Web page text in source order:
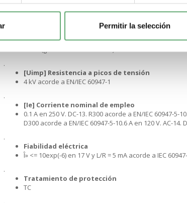
Permitir la selección
.
[Ui] Tensión nominal de aislamiento
250 V (grado contaminación 3) acorde a EN/IEC 60947-
.
[Uimp] Resistencia a picos de tensión
4 kV acorde a EN/IEC 60947-1
.
[Ie] Corriente nominal de empleo
0.1 A en 250 V. DC-13. R300 acorde a EN/IEC 60947-5-
D300 acorde a EN/IEC 60947-5-10.6 A en 120 V. AC-14.
.
Fiabilidad eléctrica
Î» <= 10exp(-6) en 17 V y L/R = 5 mA acorde a IEC
.
Tratamiento de protección
TC